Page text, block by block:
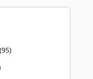
(95)